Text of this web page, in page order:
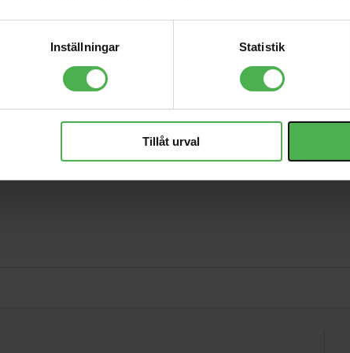
Inställningar Statistik
Tillåt urval
Earpads Pair